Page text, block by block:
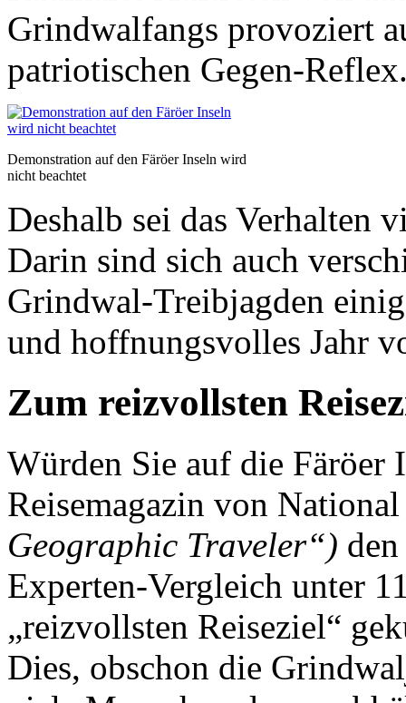
Grindwalfangs provoziert
patriotischen Gegen-
Demonstration auf den Färöer Inseln wird
nicht beachtet
Deshalb sei das Verhalten
Darin sind sich auch
Grindwal-Treibjagden
und hoffnungsvolles Jahr
Zum reizvollsten
Würden Sie auf die Färöer
Reisemagazin von
Geographic Traveler“)
Experten-Vergleich unter
„reizvollsten Reiseziel“
Dies, obschon die